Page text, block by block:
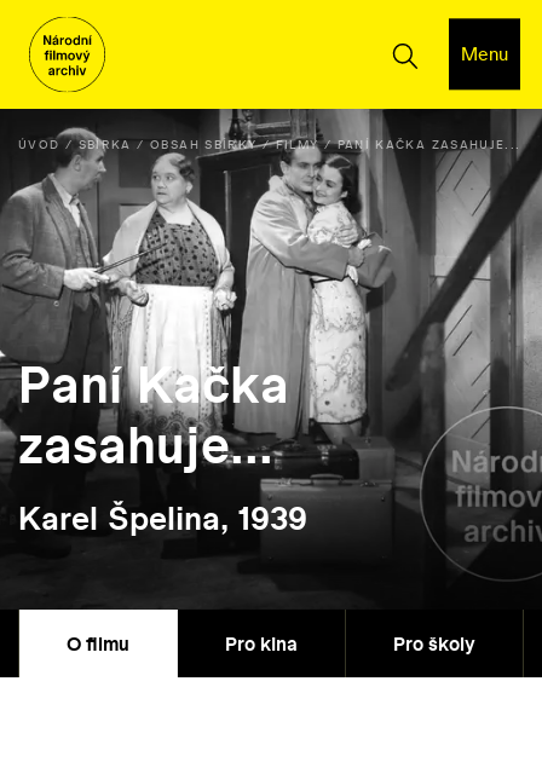
Menu
ÚVOD SBÍRKA OBSAH SBÍRKY FILMY PANÍ KAČKA ZASAHUJE...
Paní Kačka
zasahuje...
Karel Špelina, 1939
O filmu Pro kina Pro školy